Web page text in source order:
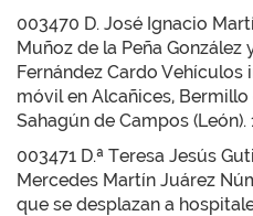
003470 D. José Ignacio
Muñoz de la Peña González
Fernández Cardo
móvil en Alcañices,
Sahagún de Campos (León).
003471 D.ª Teresa Jesús
Mercedes Martín Juárez
que se desplazan a